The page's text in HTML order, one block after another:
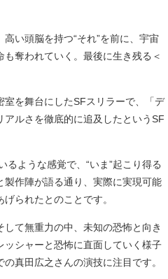
い頭脳を持つ“それ”を前に、宇宙
奪われていく。最後に生き残る＜
を舞台にしたSFスリラーで、「デ
アルさを徹底的に追及したというSF
ような感覚で、“いま”起こり得る
製作陣が語る通り、実際に実現可能
られたとのことです。
て無重力の中、未知の恐怖と向き
シャーと恐怖に直面していく様子
真田広之さんの演技に注目です。